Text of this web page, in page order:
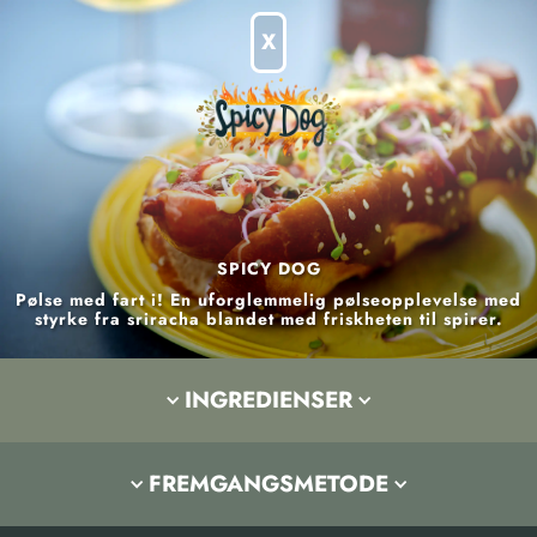
X
SPICY DOG
Pølse med fart i! En uforglemmelig pølseopplevelse med
styrke fra sriracha blandet med friskheten til spirer.
INGREDIENSER
⭅ 2
PØLSER ⭅
2neverspicy salat
2 pølsebrød
Majones
FREMGANGSMETODE